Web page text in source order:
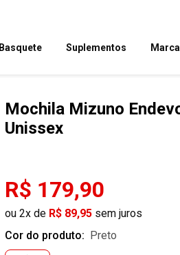
Basquete Suplementos
Mochila Mizuno
Unissex
R$ 179,90
ou 2x de R$ 89,95 sem juros
Cor do produto:
preto